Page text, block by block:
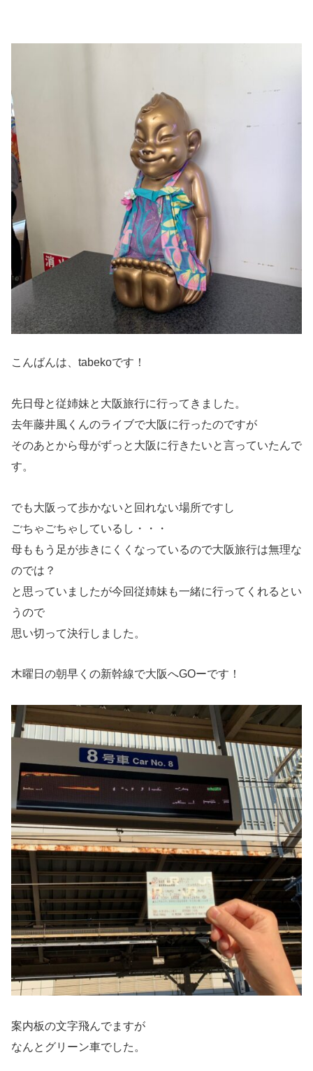
こんばんは、tabekoです！
先日母と従姉妹と大阪旅行に行ってきました。
去年藤井風くんのライブで大阪に行ったのですが
そのあとから母がずっと大阪に行きたいと言っていたんで
す。
でも大阪って歩かないと回れない場所ですし
ごちゃごちゃしているし・・・
母ももう足が歩きにくくなっているので大阪旅行は無理な
のでは？
と思っていましたが今回従姉妹も一緒に行ってくれるとい
うので
思い切って決行しました。
木曜日の朝早くの新幹線で大阪へGOーです！
案内板の文字飛んでますが
なんとグリーン車でした。